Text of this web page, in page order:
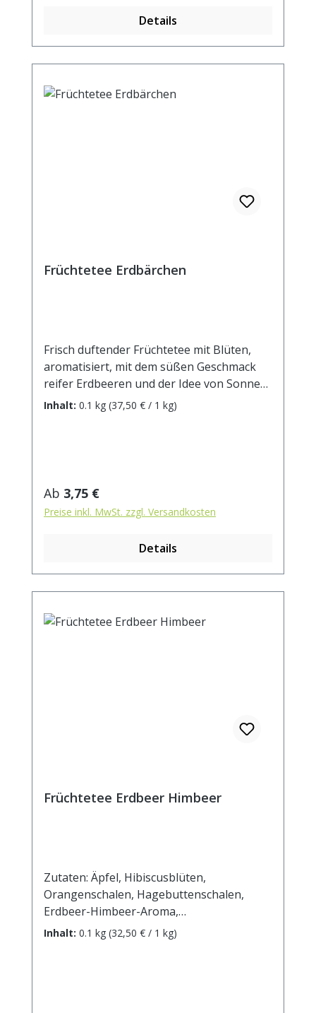
Milch), Erdbeerstücke* (1%), Vanillestücke*
(0,5%). * aus kontrolliert biologischem
max.10 min.
Details
Früchtetee Erdbärchen
Frisch duftender Früchtetee mit Blüten,
aromatisiert, mit dem süßen Geschmack
reifer Erdbeeren und der Idee von Sonne
und Sommer. Zutaten: Hibiskusblüten,
aufgiessen. Ziehzeit: max.10 min.
Inhalt: 0.1 kg (37,50 € / 1 kg)
Regulärer Preis:
Ab 3,75 €
Preise inkl. MwSt. zzgl. Versandkosten
Details
Früchtetee Erdbeer Himbeer
Zutaten: Äpfel, Hibiscusblüten,
Orangenschalen, Hagebuttenschalen,
Erdbeer-Himbeer-Aroma,
Sonnenblumenblüten. Zubereitung: ca. 20g
Inhalt: 0.1 kg (32,50 € / 1 kg)